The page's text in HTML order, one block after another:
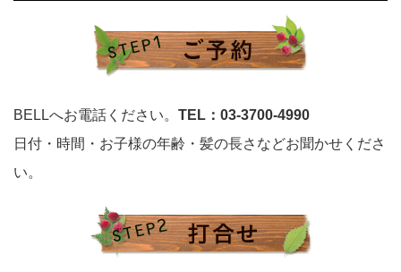
BELLへお電話ください。 TEL：03-3700-4990
日付・時間・お子様の年齢・髪の長さなどお聞かせくださ
い。